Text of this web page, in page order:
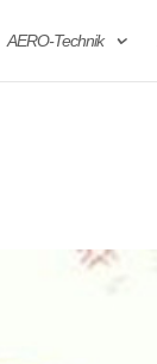
AERO-Technik